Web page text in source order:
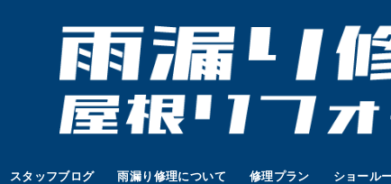
スタッフブログ 雨漏り修理について 修理プラン ショール